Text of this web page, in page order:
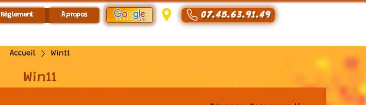
Règlement À propos 07.45.63.91.49
Accueil Win11
Win11